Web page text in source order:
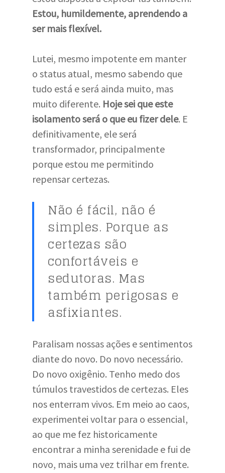
Estou, humildemente, aprendendo a
ser mais flexível.
Lutei, mesmo impotente em manter
o status atual, mesmo sabendo que
tudo está e será ainda muito, mas
muito diferente. Hoje sei que este
isolamento será o que eu fizer dele. E
definitivamente, ele será
transformador, principalmente
porque estou me permitindo
repensar certezas.
Não é fácil, não é
simples. Porque as
certezas são
confortáveis e
sedutoras. Mas
também perigosas e
asfixiantes.
Paralisam nossas ações e sentimentos
diante do novo. Do novo necessário.
Do novo oxigênio. Tenho medo dos
túmulos travestidos de certezas. Eles
nos enterram vivos. Em meio ao caos,
experimentei voltar para o essencial,
ao que me fez historicamente
encontrar a minha serenidade e fui de
novo, mais uma vez trilhar em frente.